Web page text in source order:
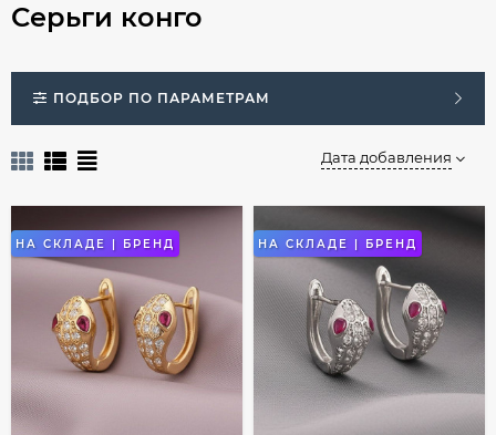
Серьги конго
ПОДБОР ПО ПАРАМЕТРАМ
Дата добавления
НА СКЛАДЕ | БРЕНД НА СКЛАДЕ | БРЕНД